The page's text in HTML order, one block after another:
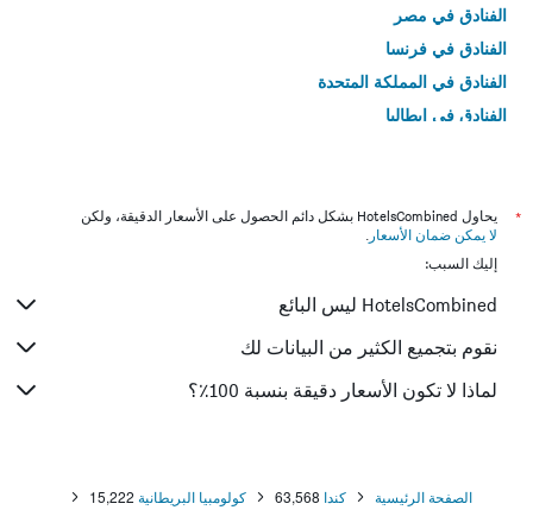
الفنادق في مصر
الفنادق في فرنسا
الفنادق في المملكة المتحدة
الفنادق في إيطاليا
*
يحاول HotelsCombined بشكل دائم الحصول على الأسعار الدقيقة، ولكن
لا يمكن ضمان الأسعار .
إليك السبب:
HotelsCombined ليس البائع
نقوم بتجميع الكثير من البيانات لك
لماذا لا تكون الأسعار دقيقة بنسبة 100٪؟
الصفحة الرئيسية كندا 63,568 كولومبيا البريطانية 15,222